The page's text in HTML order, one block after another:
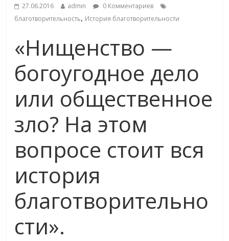
27.06.2016 admin
0 Комментариев
благотворительность, История благотворительности
«Нищенство —
богоугодное дело
или общественное
зло? На этом
вопросе стоит вся
история
благотворительно
сти».